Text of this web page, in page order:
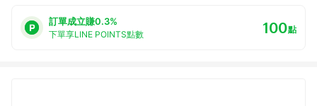
訂單成立賺0.3%
下單享LINE POINTS點數 100點